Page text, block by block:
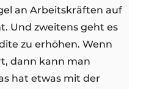
an Arbeitskräften auf
Und zweitens geht es
zu erhöhen. Wenn
dann kann man
hat etwas mit der